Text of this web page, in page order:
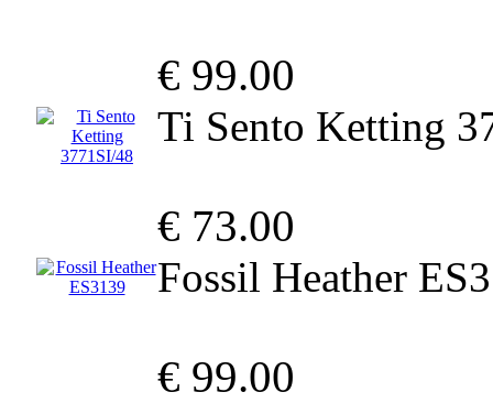
€ 99.00
Ti Sento Ketting
€ 73.00
Fossil Heather
€ 99.00